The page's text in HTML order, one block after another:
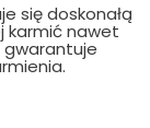
się doskonałą
karmić nawet
gwarantuje